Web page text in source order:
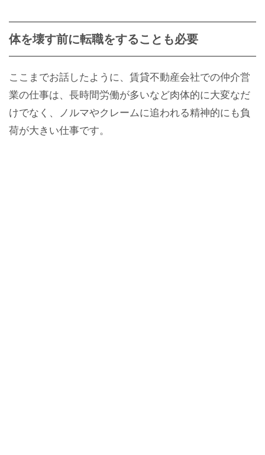
体を壊す前に転職をすることも必要
ここまでお話したように、賃貸不動産会社での仲介営
業の仕事は、長時間労働が多いなど肉体的に大変なだ
けでなく、ノルマやクレームに追われる精神的にも負
荷が大きい仕事です。